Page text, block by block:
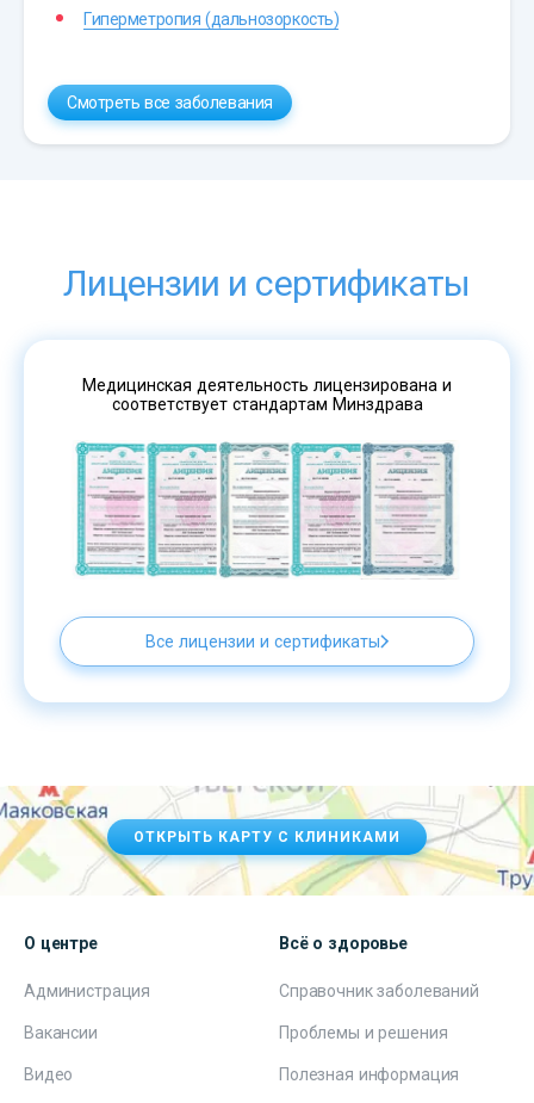
Гиперметропия (дальнозоркость)
Смотреть все заболевания
Лицензии и сертификаты
Медицинская деятельность лицензирована и
соответствует стандартам Минздрава
Все лицензии и сертификаты
ОТКРЫТЬ КАРТУ С КЛИНИКАМИ
О центре
Администрация
Вакансии
Видео
Всё о здоровье
Справочник заболеваний
Проблемы и решения
Полезная информация